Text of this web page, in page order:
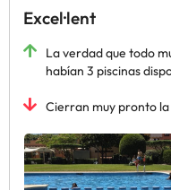
Excel·lent
La verdad que todo
habían 3 piscinas
Cierran muy pronto la